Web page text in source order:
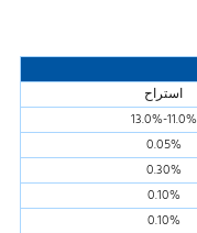
استراح
11.0%-13.0%
0.05%
0.30%
0.10%
0.10%